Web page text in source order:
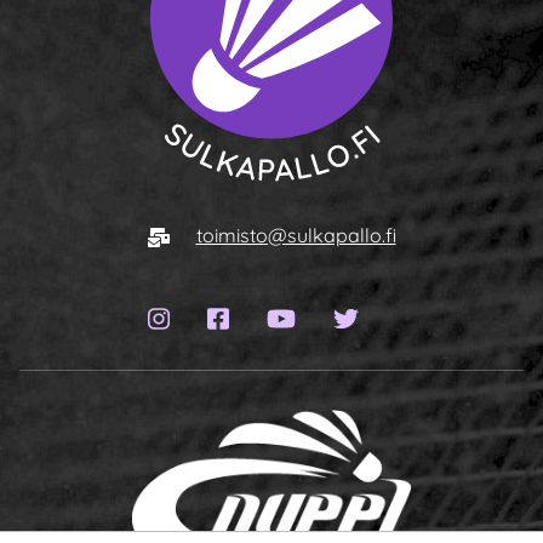
E-mailtoimisto@sulkapallo.fi
Instagram page
Facebook page
YouTube channel
Twitter page